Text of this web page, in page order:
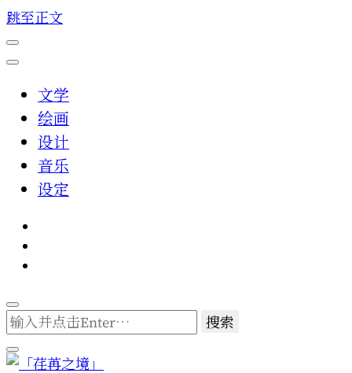
跳至正文
文学
绘画
设计
音乐
设定
找
什
么